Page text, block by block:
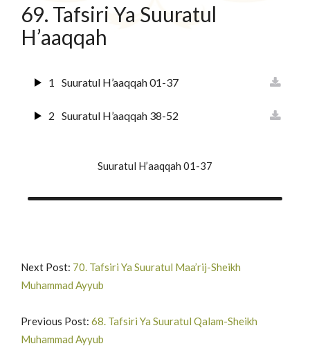
69. Tafsiri Ya Suuratul
H’aaqqah
1 Suuratul H’aaqqah 01-37
2 Suuratul H’aaqqah 38-52
Suuratul H’aaqqah 01-37
Next Post: 70. Tafsiri Ya Suuratul Maa’rij-Sheikh
Muhammad Ayyub
Previous Post: 68. Tafsiri Ya Suuratul Qalam-Sheikh
Muhammad Ayyub